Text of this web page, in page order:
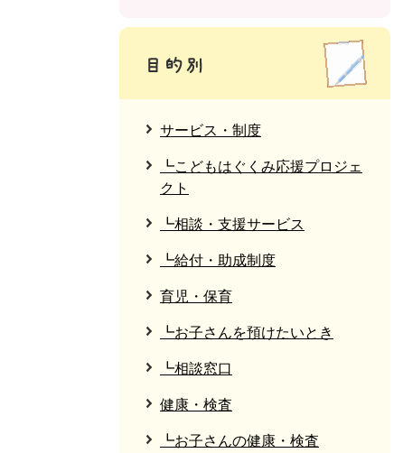
サービス・制度
┗こどもはぐくみ応援プロジェ
クト
┗相談・支援サービス
┗給付・助成制度
育児・保育
┗お子さんを預けたいとき
┗相談窓口
健康・検査
┗お子さんの健康・検査